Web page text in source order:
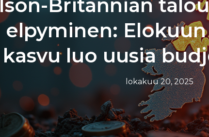
Ison-Britannian
elpyminen:
kasvu luo uusia
lokakuu 20, 2025